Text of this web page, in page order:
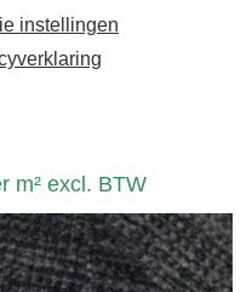
instellingen
-
m² excl. BTW